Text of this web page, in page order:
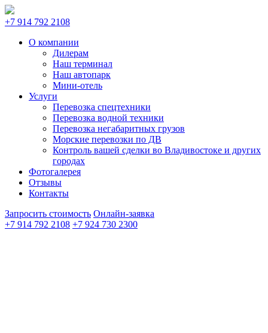
+7 914 792 2108
О компании
Дилерам
Наш терминал
Наш автопарк
Мини-отель
Услуги
Перевозка спецтехники
Перевозка водной техники
Перевозка негабаритных грузов
Морские перевозки по ДВ
Контроль вашей сделки во Владивостоке и других
городах
Фотогалерея
Отзывы
Контакты
Запросить стоимость Онлайн-заявка
+7 914 792 2108 +7 924 730 2300